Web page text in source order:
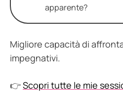
apparente?
Migliore capacità di
impegnativi.
👉Scopri tutte le mie